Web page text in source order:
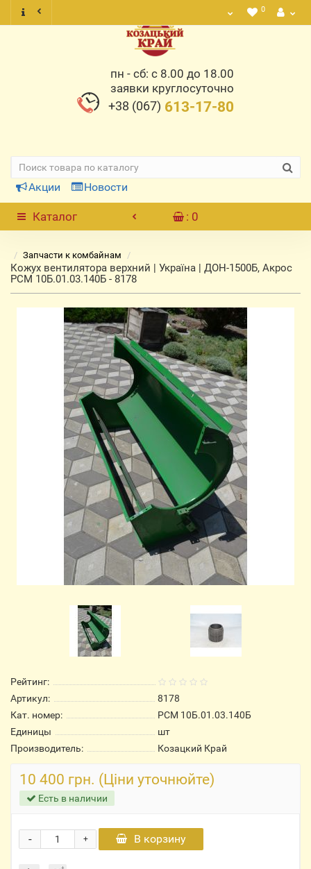
0
пн - сб: с 8.00 до 18.00
заявки круглосуточно
+38 (067) 613-17-80
Акции Новости
Каталог : 0
Запчасти к комбайнам
Кожух вентилятора верхний | Україна | ДОН-1500Б, Акрос
РСМ 10Б.01.03.140Б - 8178
Рейтинг:
Артикул:
8178
Кат. номер:
РСМ 10Б.01.03.140Б
Единицы
шт
Производитель:
Козацкий Край
10 400 грн. (Ціни уточнюйте)
Есть в наличии
+
- В корзину